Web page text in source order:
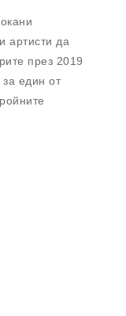
артисти да
през 2019
един от